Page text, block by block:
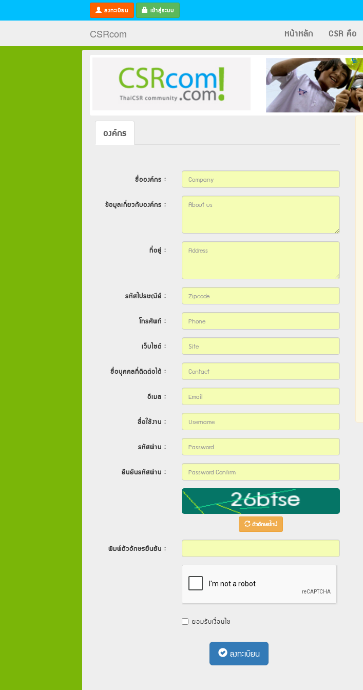
ลงทะเบียน เข้าสู่ระบบ
CSRcom หน้าหลัก CSR คือ
องค์กร
ชื่อองค์กร :
ข้อมูลเกี่ยวกับองค์กร :
ที่อยู่ :
รหัสไปรษณีย์ :
โทรศัพท์ :
เว็บไซต์ :
ชื่อบุคคลที่ติดต่อได้ :
อีเมล :
ชื่อใช้งาน :
รหัสผ่าน :
ยืนยันรหัสผ่าน :
ตัวอักษรใหม่
พิมพ์ตัวอักษรยืนยัน :
ยอมรับเงื่อนไข
ลงทะเบียน